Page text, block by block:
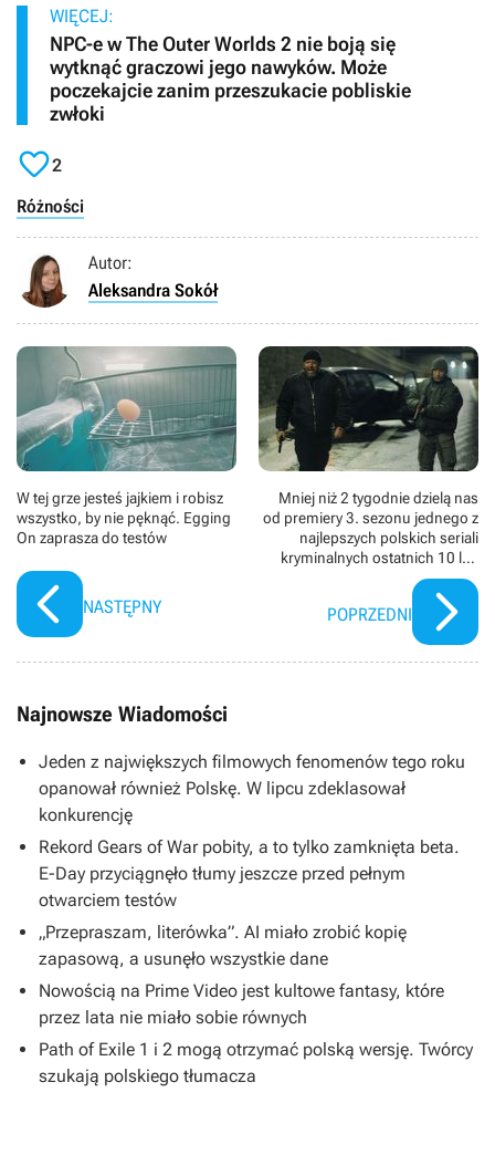
WIĘCEJ:
NPC-e w The Outer Worlds 2 nie boją się
wytknąć graczowi jego nawyków. Może
poczekajcie zanim przeszukacie pobliskie
zwłoki
2
Różności
Autor:
Aleksandra Sokół
W tej grze jesteś jajkiem i robisz
wszystko, by nie pęknąć. Egging
On zaprasza do testów
NASTĘPNY
Mniej niż 2 tygodnie dzielą nas
od premiery 3. sezonu jednego z
najlepszych polskich seriali
kryminalnych ostatnich 10 lat.
Bohaterowie Krew z krwi wracają
na nowym plakacie
POPRZEDNI
Najnowsze Wiadomości
Jeden z największych filmowych fenomenów tego roku
opanował również Polskę. W lipcu zdeklasował
konkurencję
Rekord Gears of War pobity, a to tylko zamknięta beta.
E-Day przyciągnęło tłumy jeszcze przed pełnym
otwarciem testów
„Przepraszam, literówka”. AI miało zrobić kopię
zapasową, a usunęło wszystkie dane
Nowością na Prime Video jest kultowe fantasy, które
przez lata nie miało sobie równych
Path of Exile 1 i 2 mogą otrzymać polską wersję. Twórcy
szukają polskiego tłumacza